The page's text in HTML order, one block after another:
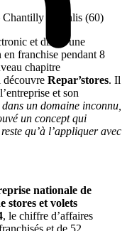
Chantilly – Senlis (60)
et dirigé une
en franchise pendant 8
chapitre
découvre Repar’stores. Il
et son
un domaine inconnu,
un concept qui
qu’à l’appliquer avec
nationale de
stores et volets
, le chiffre d’affaires
et de 52